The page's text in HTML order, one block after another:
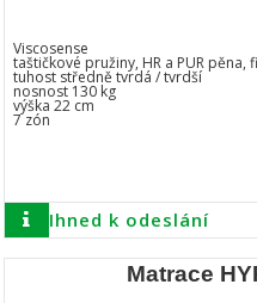
Viscosense
taštičkové pružiny, HR a PUR pěna,
tuhost středně tvrdá / tvrdší
nosnost 130 kg
výška 22 cm
7 zón
Ihned k odeslání
Matrace